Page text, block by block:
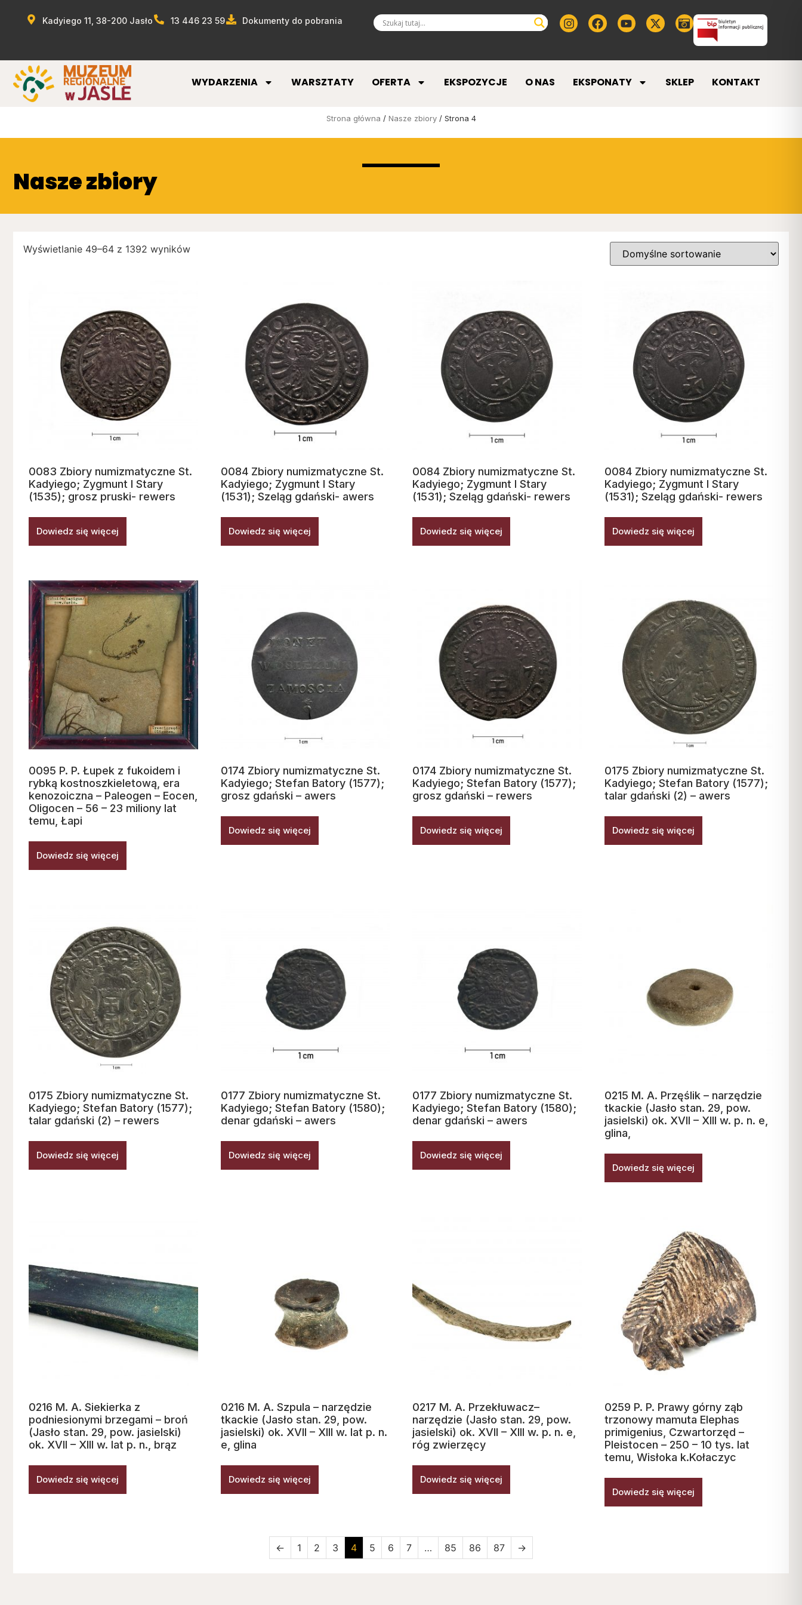
Kadyiego 11, 38-200 Jasło 13 446 23 59 Dokumenty do pobrania
WYDARZENIA WARSZTATY OFERTA EKSPOZYCJE O NAS EKSPONATY SKLEP KONTAKT
Strona główna / Nasze zbiory/ Strona 4
Nasze zbiory
Wyświetlanie 49–64 z 1392 wyników
0083 Zbiory numizmatyczne St.
Kadyiego; Zygmunt I Stary
(1535); grosz pruski- rewers
Dowiedz się więcej
0084 Zbiory numizmatyczne St.
Kadyiego; Zygmunt I Stary
(1531); Szeląg gdański- awers
Dowiedz się więcej
0084 Zbiory numizmatyczne St.
Kadyiego; Zygmunt I Stary
(1531); Szeląg gdański- rewers
Dowiedz się więcej
0084 Zbiory numizmatyczne St.
Kadyiego; Zygmunt I Stary
(1531); Szeląg gdański- rewers
Dowiedz się więcej
0095 P. P. Łupek z fukoidem i
rybką kostnoszkieletową, era
kenozoiczna – Paleogen – Eocen,
Oligocen – 56 – 23 miliony lat
temu, Łapi
Dowiedz się więcej
0174 Zbiory numizmatyczne St.
Kadyiego; Stefan Batory (1577);
grosz gdański – awers
Dowiedz się więcej
0174 Zbiory numizmatyczne St.
Kadyiego; Stefan Batory (1577);
grosz gdański – rewers
Dowiedz się więcej
0175 Zbiory numizmatyczne St.
Kadyiego; Stefan Batory (1577);
talar gdański (2) – awers
Dowiedz się więcej
0175 Zbiory numizmatyczne St.
Kadyiego; Stefan Batory (1577);
talar gdański (2) – rewers
Dowiedz się więcej
0177 Zbiory numizmatyczne St.
Kadyiego; Stefan Batory (1580);
denar gdański – awers
Dowiedz się więcej
0177 Zbiory numizmatyczne St.
Kadyiego; Stefan Batory (1580);
denar gdański – awers
Dowiedz się więcej
0215 M. A. Przęślik – narzędzie
tkackie (Jasło stan. 29, pow.
jasielski) ok. XVII – XIII w. p. n. e,
glina,
Dowiedz się więcej
0216 M. A. Siekierka z
podniesionymi brzegami – broń
(Jasło stan. 29, pow. jasielski)
ok. XVII – XIII w. lat p. n., brąz
Dowiedz się więcej
0216 M. A. Szpula – narzędzie
tkackie (Jasło stan. 29, pow.
jasielski) ok. XVII – XIII w. lat p. n.
e, glina
Dowiedz się więcej
0217 M. A. Przekłuwacz–
narzędzie (Jasło stan. 29, pow.
jasielski) ok. XVII – XIII w. p. n. e,
róg zwierzęcy
Dowiedz się więcej
0259 P. P. Prawy górny ząb
trzonowy mamuta Elephas
primigenius, Czwartorzęd –
Pleistocen – 250 – 10 tys. lat
temu, Wisłoka k.Kołaczyc
Dowiedz się więcej
← 1 2 3 4 5 6 7 … 85 86 87 →